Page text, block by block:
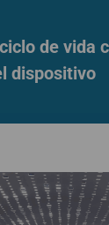
de vida
dispositivo